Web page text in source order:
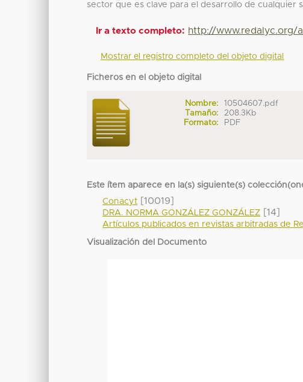
sector que es clave para el desarrollo de cualquier
Ir a texto completo: http://www.redalyc.org/
Mostrar el registro completo del objeto digital
Ficheros en el objeto digital
Nombre:
10504607.pdf
Tamaño:
208.3Kb
Formato:
PDF
Este ítem aparece en la(s) siguiente(s)
Conacyt [10019]
DRA. NORMA GONZÁLEZ GONZÁLEZ [14]
Artículos publicados en revistas arbitradas de
Visualización del Documento